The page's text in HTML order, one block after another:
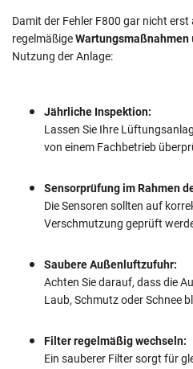
Damit der Fehler F800 gar nicht
regelmäßigeWartungsmaßnahmen
Nutzung der Anlage:
Jährliche Inspektion:
Lassen Sie Ihre
von einem Fachbetrieb
Sensorprüfung im Rahmen
Die Sensoren sollten auf
Verschmutzung geprüft
Saubere Außenluftzufuhr:
Achten Sie darauf, dass die
Laub, Schmutz oder Schnee
Filter regelmäßig wechseln:
Ein sauberer Filter sorgt für